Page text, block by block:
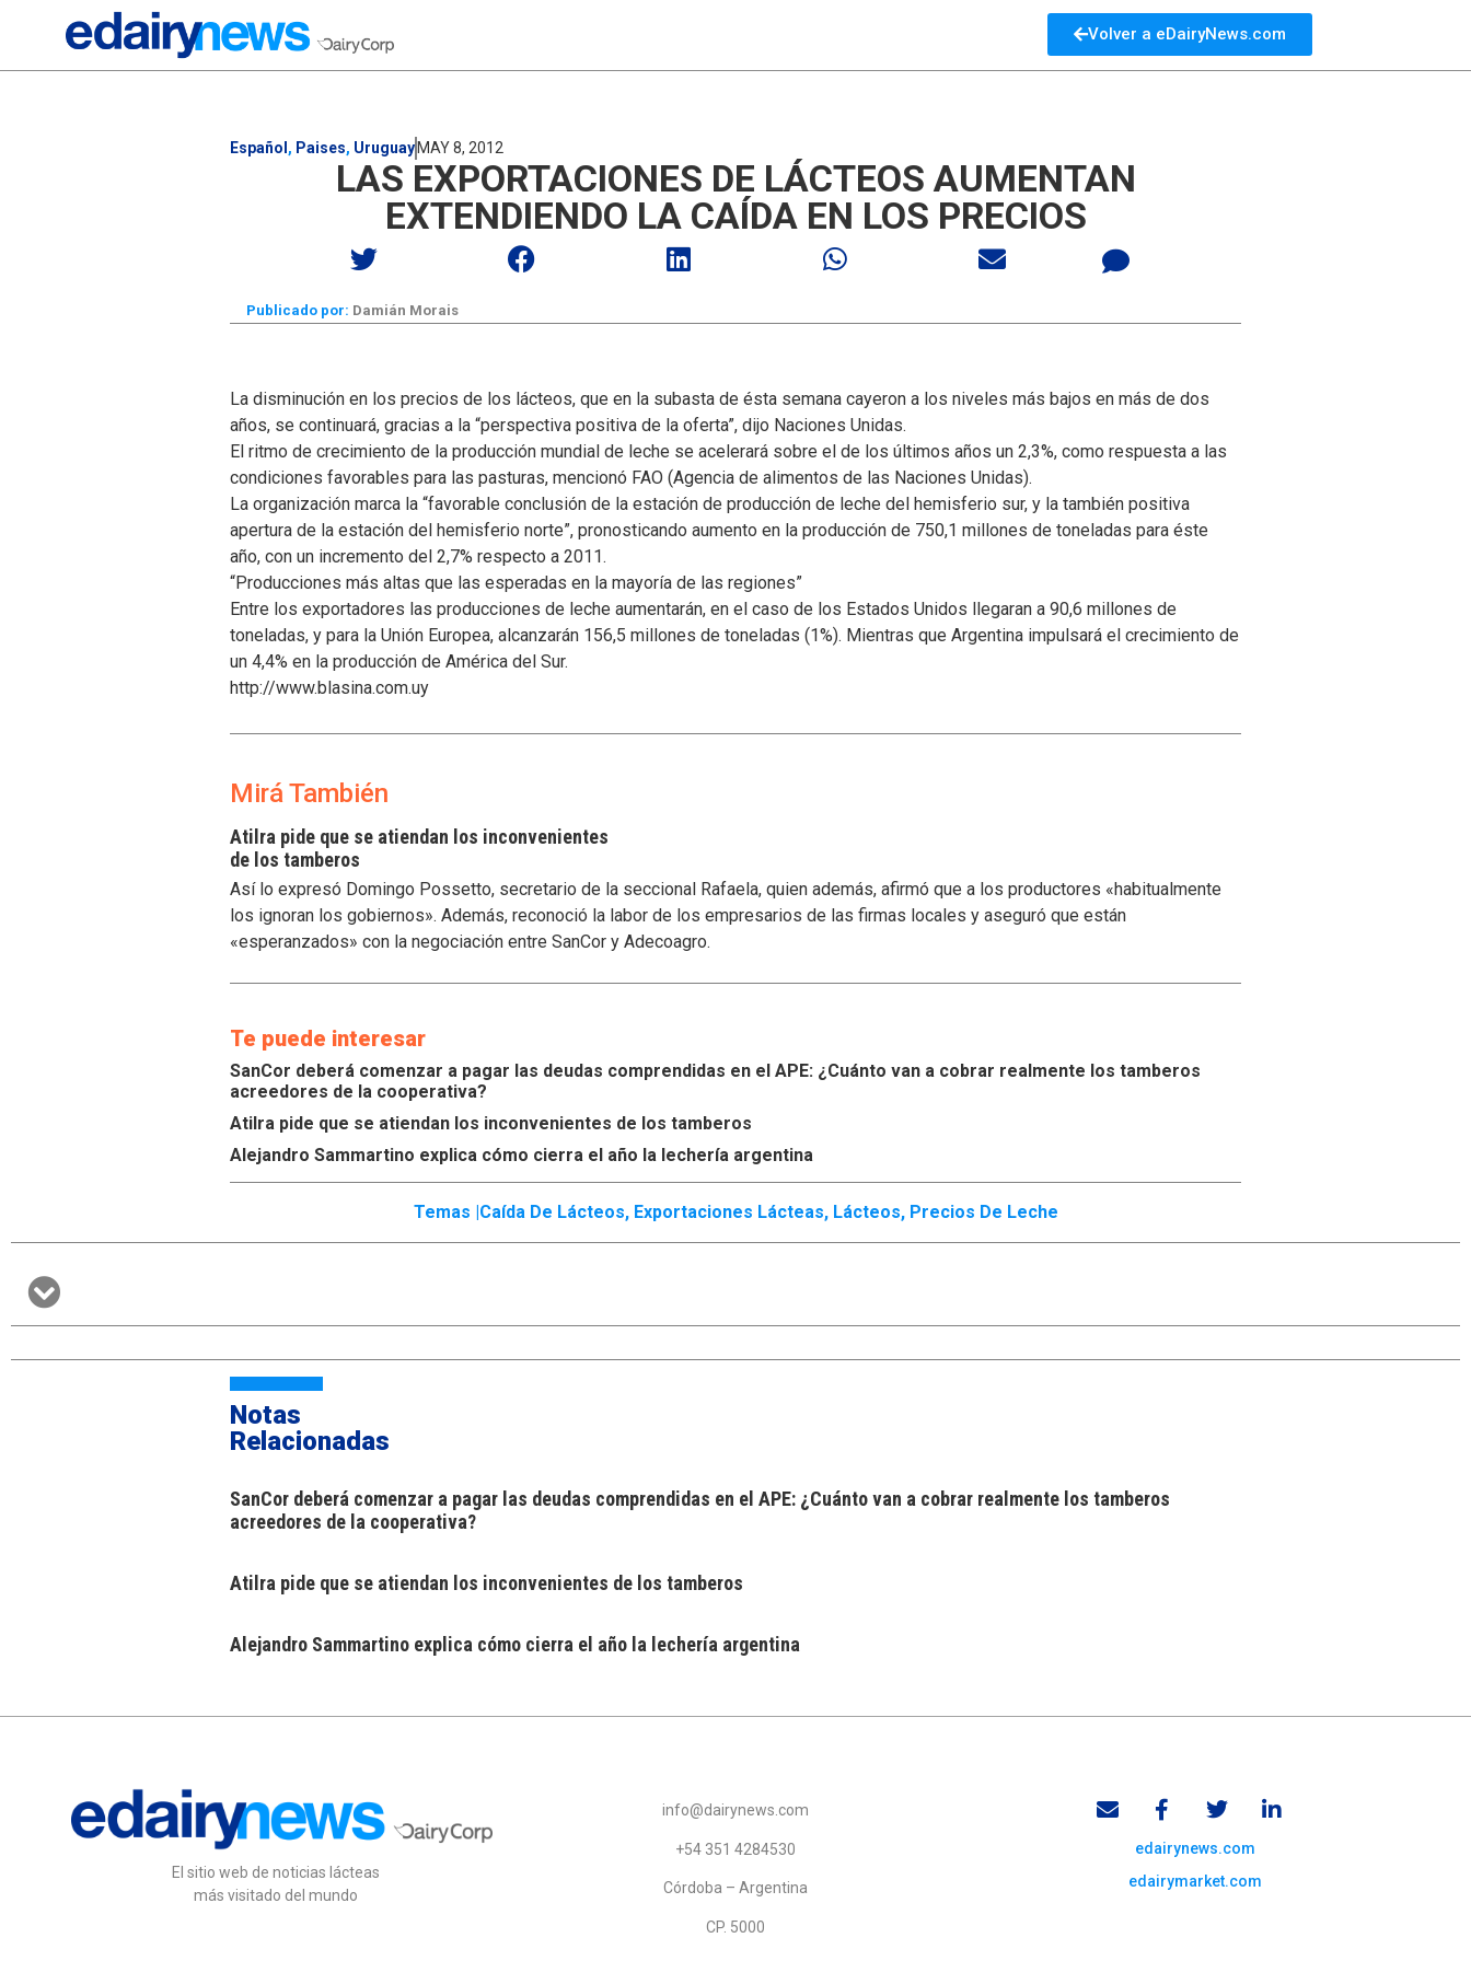
Volver a eDairyNews.com
Español , Paises, Uruguay MAY 8, 2012
LAS EXPORTACIONES DE LÁCTEOS AUMENTAN
EXTENDIENDO LA CAÍDA EN LOS PRECIOS
Publicado por: Damián Morais
La disminución en los precios de los lácteos, que en la subasta de ésta semana cayeron a los niveles más bajos en más de dos
años, se continuará, gracias a la “perspectiva positiva de la oferta”, dijo Naciones Unidas.
El ritmo de crecimiento de la producción mundial de leche se acelerará sobre el de los últimos años un 2,3%, como respuesta a las
condiciones favorables para las pasturas, mencionó FAO (Agencia de alimentos de las Naciones Unidas).
La organización marca la “favorable conclusión de la estación de producción de leche del hemisferio sur, y la también positiva
apertura de la estación del hemisferio norte”, pronosticando aumento en la producción de 750,1 millones de toneladas para éste
año, con un incremento del 2,7% respecto a 2011.
“Producciones más altas que las esperadas en la mayoría de las regiones”
Entre los exportadores las producciones de leche aumentarán, en el caso de los Estados Unidos llegaran a 90,6 millones de
toneladas, y para la Unión Europea, alcanzarán 156,5 millones de toneladas (1%). Mientras que Argentina impulsará el crecimiento de
un 4,4% en la producción de América del Sur.
http://www.blasina.com.uy
Mirá También
Atilra pide que se atiendan los inconvenientes
de los tamberos
Así lo expresó Domingo Possetto, secretario de la seccional Rafaela, quien además, afirmó que a los productores «habitualmente
los ignoran los gobiernos». Además, reconoció la labor de los empresarios de las firmas locales y aseguró que están
«esperanzados» con la negociación entre SanCor y Adecoagro.
Te puede interesar
SanCor deberá comenzar a pagar las deudas comprendidas en el APE: ¿Cuánto van a cobrar realmente los tamberos
acreedores de la cooperativa?
Atilra pide que se atiendan los inconvenientes de los tamberos
Alejandro Sammartino explica cómo cierra el año la lechería argentina
Temas | Caída De Lácteos, Exportaciones Lácteas, Lácteos, Precios De Leche
Notas
Relacionadas
SanCor deberá comenzar a pagar las deudas comprendidas en el APE: ¿Cuánto van a cobrar realmente los tamberos
acreedores de la cooperativa?
Atilra pide que se atiendan los inconvenientes de los tamberos
Alejandro Sammartino explica cómo cierra el año la lechería argentina
El sitio web de noticias lácteas
más visitado del mundo
info@dairynews.com
+54 351 4284530
Córdoba – Argentina
CP. 5000
edairynews.com
edairymarket.com